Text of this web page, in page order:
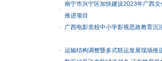
南宁市兴宁区加快建设2023年广西
推进项目
广西电影党校中小学影视思政教育沉
运输结构调整暨多式联运发展现场推